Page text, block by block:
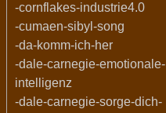
-cornflakes-industrie4.0
-cumaen-sibyl-song
-da-komm-ich-her
-dale-carnegie-emotionale-
intelligenz
-dale-carnegie-sorge-dich-